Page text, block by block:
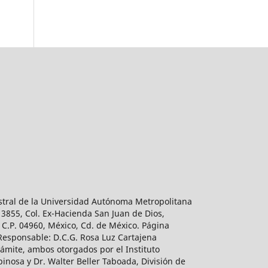
de la Universidad Autónoma Metropolitana
Col. Ex-Hacienda San Juan de Dios,
04960, México, Cd. de México. Página
D.C.G. Rosa Luz Cartajena
ambos otorgados por el Instituto
y Dr. Walter Beller Taboada, División de